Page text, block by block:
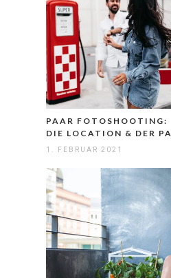
PAAR FOTOSHOOTING:
DIE LOCATION & DER
1. FEBRUAR 2021